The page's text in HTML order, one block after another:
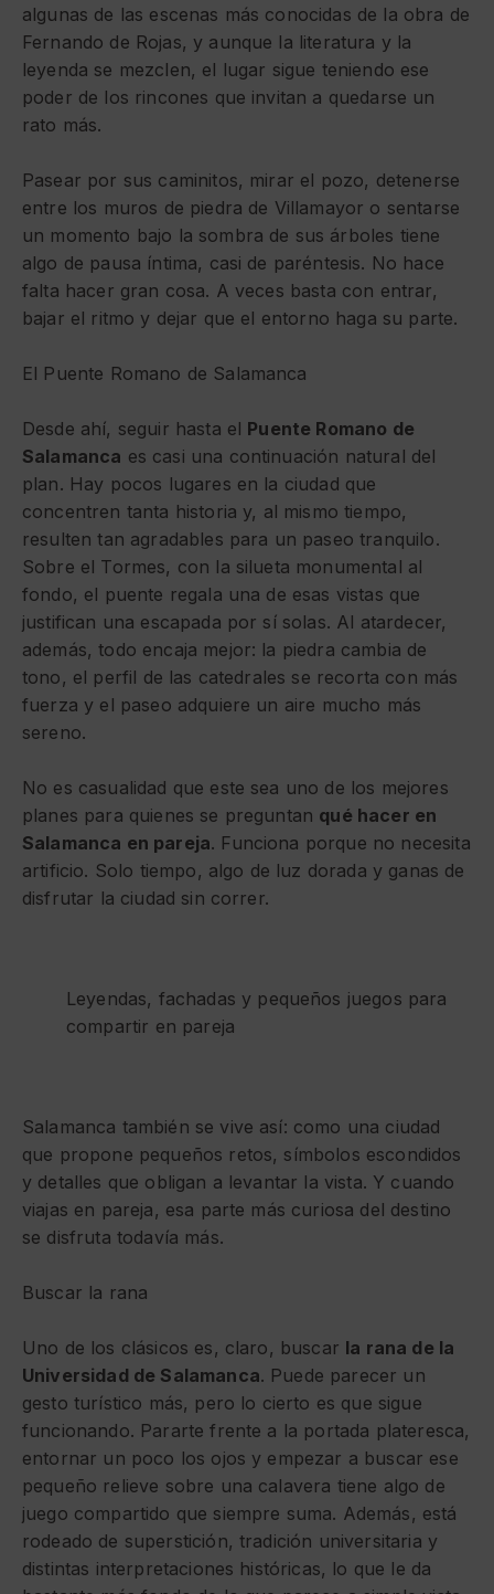
algunas de las escenas más conocidas de la obra de
Fernando de Rojas, y aunque la literatura y la
leyenda se mezclen, el lugar sigue teniendo ese
poder de los rincones que invitan a quedarse un
rato más.
Pasear por sus caminitos, mirar el pozo, detenerse
entre los muros de piedra de Villamayor o sentarse
un momento bajo la sombra de sus árboles tiene
algo de pausa íntima, casi de paréntesis. No hace
falta hacer gran cosa. A veces basta con entrar,
bajar el ritmo y dejar que el entorno haga su parte.
El Puente Romano de Salamanca
Desde ahí, seguir hasta el Puente Romano de
Salamanca es casi una continuación natural del
plan. Hay pocos lugares en la ciudad que
concentren tanta historia y, al mismo tiempo,
resulten tan agradables para un paseo tranquilo.
Sobre el Tormes, con la silueta monumental al
fondo, el puente regala una de esas vistas que
justifican una escapada por sí solas. Al atardecer,
además, todo encaja mejor: la piedra cambia de
tono, el perfil de las catedrales se recorta con más
fuerza y el paseo adquiere un aire mucho más
sereno.
No es casualidad que este sea uno de los mejores
planes para quienes se preguntan qué hacer en
Salamanca en pareja. Funciona porque no necesita
artificio. Solo tiempo, algo de luz dorada y ganas de
disfrutar la ciudad sin correr.
Leyendas, fachadas y pequeños juegos para
compartir en pareja
Salamanca también se vive así: como una ciudad
que propone pequeños retos, símbolos escondidos
y detalles que obligan a levantar la vista. Y cuando
viajas en pareja, esa parte más curiosa del destino
se disfruta todavía más.
Buscar la rana
Uno de los clásicos es, claro, buscar la rana de la
Universidad de Salamanca. Puede parecer un
gesto turístico más, pero lo cierto es que sigue
funcionando. Pararte frente a la portada plateresca,
entornar un poco los ojos y empezar a buscar ese
pequeño relieve sobre una calavera tiene algo de
juego compartido que siempre suma. Además, está
rodeado de superstición, tradición universitaria y
distintas interpretaciones históricas, lo que le da